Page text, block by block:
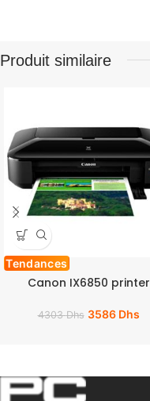
Produit similaire
Tendances
Canon IX6850 printer
4303Dhs 3586 Dhs